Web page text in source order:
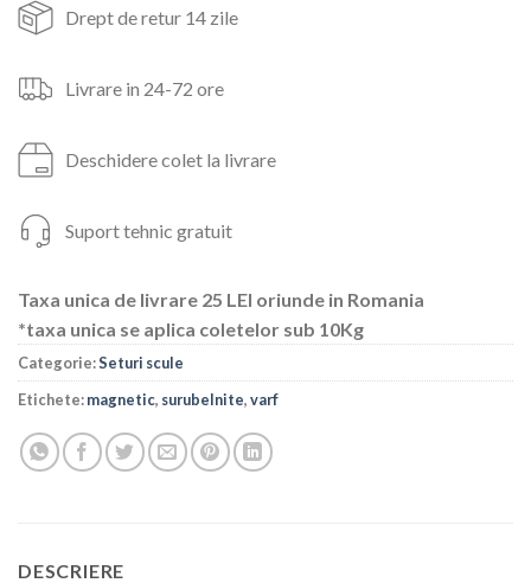
Drept de retur 14 zile
Livrare in 24-72 ore
Deschidere colet la livrare
Suport tehnic gratuit
Taxa unica de livrare 25 LEI oriunde in Romania
*taxa unica se aplica coletelor sub 10Kg
Categorie:Seturi scule
Etichete:magnetic, surubelnite,varf
DESCRIERE